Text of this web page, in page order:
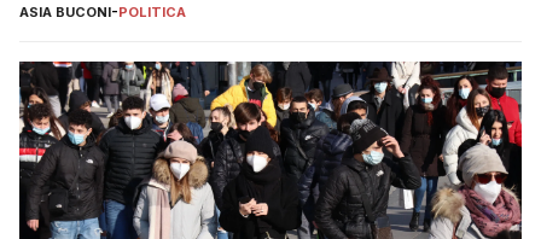
ASIA BUCONI-POLITICA